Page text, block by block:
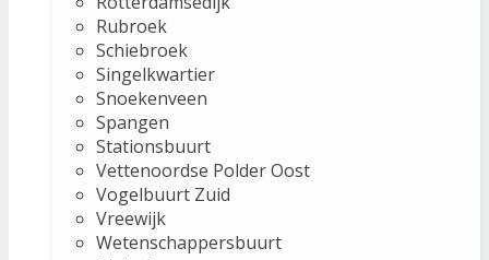
Rubroek
Schiebroek
Singelkwartier
Snoekenveen
Spangen
Stationsbuurt
Vettenoordse Polder Oost
Vogelbuurt Zuid
Vreewijk
Wetenschappersbuurt